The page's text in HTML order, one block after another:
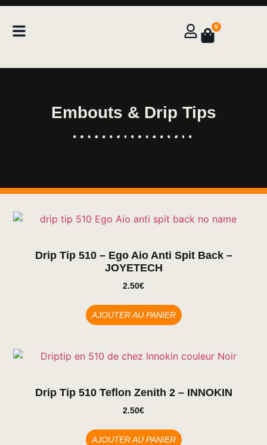
0
Embouts & Drip Tips
Drip Tip 510 – Ego Aio Anti Spit Back –
JOYETECH
2.50€
AJOUTER AU PANIER
Drip Tip 510 Teflon Zenith 2 – INNOKIN
2.50€
AJOUTER AU PANIER